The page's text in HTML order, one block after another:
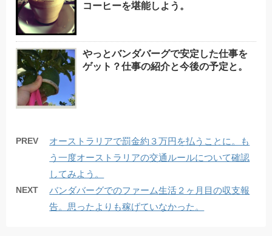
コーヒーを堪能しよう。
やっとバンダバーグで安定した仕事を
ゲット？仕事の紹介と今後の予定と。
PREV
オーストラリアで罰金約３万円を払うことに。も
う一度オーストラリアの交通ルールについて確認
してみよう。
NEXT
バンダバーグでのファーム生活２ヶ月目の収支報
告。思ったよりも稼げていなかった。